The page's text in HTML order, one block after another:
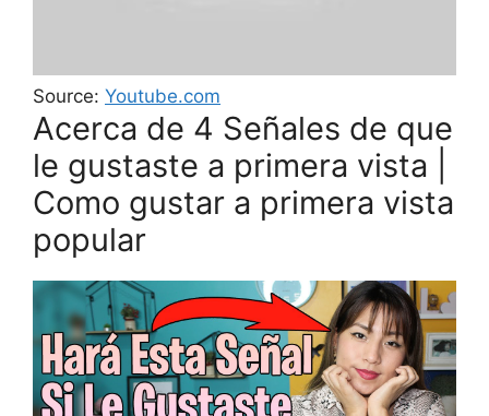
Source: Youtube.com
Acerca de 4 Señales de que
le gustaste a primera vista |
Como gustar a primera vista
popular